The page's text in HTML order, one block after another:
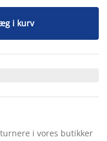
i kurv
i vores butikker